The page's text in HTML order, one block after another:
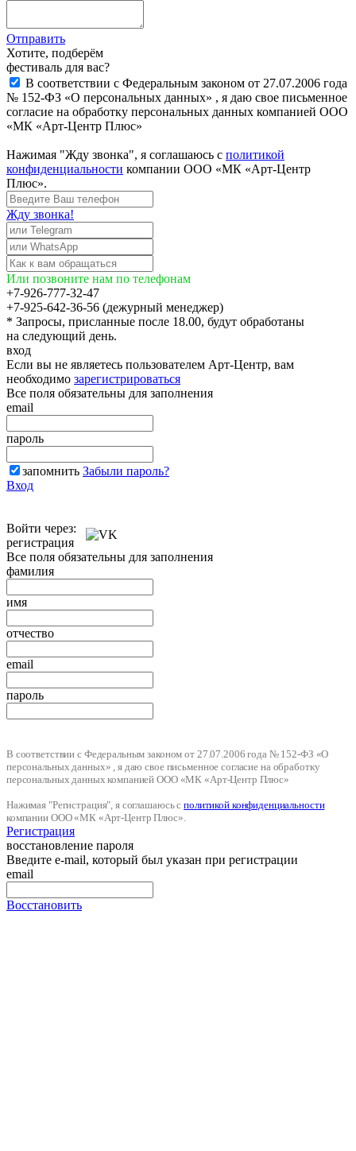
Отправить
Хотите, подберём
фестиваль для вас?
В соответствии с Федеральным законом от 27.07.2006 года
№ 152-ФЗ «О персональных данных» , я даю свое письменное
согласие на обработку персональных данных компанией ООО
«МК «Арт-Центр Плюс»
Нажимая "Жду звонка", я соглашаюсь с политикой
конфиденциальности компании ООО «МК «Арт-Центр
Плюс».
Жду звонка!
Или позвоните нам по телефонам
+7-926-777-32-47
+7-925-642-36-56 (дежурный менеджер)
* Запросы, присланные после 18.00, будут обработаны
на следующий день.
вход
Если вы не являетесь пользователем Арт-Центр, вам
необходимо зарегистрироваться
Все поля обязательны для заполнения
email
пароль
запомнить Забыли пароль?
Вход
Войти через:
регистрация
Все поля обязательны для заполнения
фамилия
имя
отчество
email
пароль
В соответствии с Федеральным законом от 27.07.2006 года № 152-ФЗ «О
персональных данных» , я даю свое письменное согласие на обработку
персональных данных компанией ООО «МК «Арт-Центр Плюс»
Нажимая "Регистрация", я соглашаюсь сполитикой конфиденциальности
компании ООО «МК «Арт-Центр Плюс».
Регистрация
восстановление пароля
Введите e-mail, который был указан при регистрации
email
Восстановить